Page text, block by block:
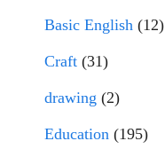
Basic English (12)
Craft (31)
drawing (2)
Education (195)